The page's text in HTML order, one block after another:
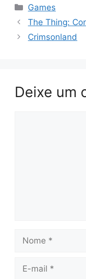
Categorias
Games
The Thing:
Crimsonland
Deixe um
Nome